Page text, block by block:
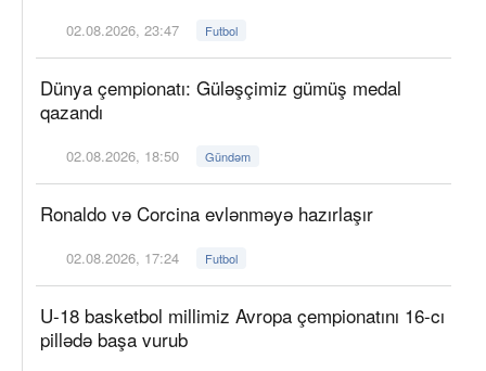
02.08.2026, 23:47 Futbol
Dünya çempionatı: Güləşçimiz gümüş medal
qazandı
02.08.2026, 18:50 Gündəm
Ronaldo və Corcina evlənməyə hazırlaşır
02.08.2026, 17:24 Futbol
U-18 basketbol millimiz Avropa çempionatını 16-cı
pillədə başa vurub